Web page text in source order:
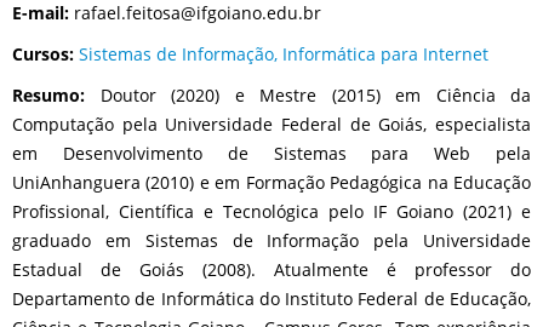
E-mail: rafael.feitosa@ifgoiano.edu.br
Cursos: Sistemas de Informação, Informática para Internet
Resumo: Doutor (2020) e Mestre (2015) em Ciência da
Computação pela Universidade Federal de Goiás, especialista
em Desenvolvimento de Sistemas para Web pela
UniAnhanguera (2010) e em Formação Pedagógica na Educação
Profissional, Científica e Tecnológica pelo IF Goiano (2021) e
graduado em Sistemas de Informação pela Universidade
Estadual de Goiás (2008). Atualmente é professor do
Departamento de Informática do Instituto Federal de Educação,